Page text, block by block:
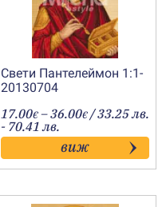
Свети Пантелеймон 1:1-
20130704
17.00€ –36.00€Price
range:
17.00€
through
36.00€
/ 33.25 лв.
- 70.41 лв.
виж